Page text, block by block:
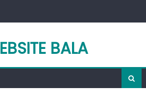
BALA